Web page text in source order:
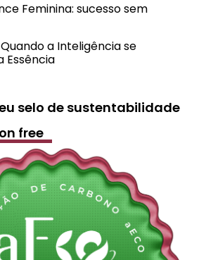
Feminina: sucesso sem
a Inteligência se
Essência
selo de sustentabilidade
free